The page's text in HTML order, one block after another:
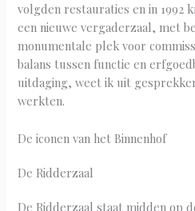
volgden restauraties en in 1992
een nieuwe vergaderzaal, met
monumentale plek voor
balans tussen functie en
uitdaging, weet ik uit
werkten.
De iconen van het Binnenhof
De Ridderzaal
De Ridderzaal staat midden op